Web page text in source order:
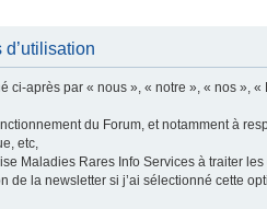
ci-après par « nous », « notre », « nos »,
du Forum, et notamment à
etc,
Maladies Rares Info Services à traiter
de la newsletter si j’ai sélectionné cette